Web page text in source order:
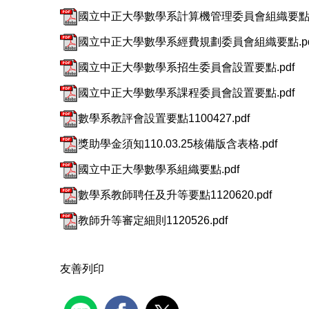
國立中正大學數學系計算機管理委員會組織要
國立中正大學數學系經費規劃委員會組織要點
國立中正大學數學系招生委員會設置要點.pdf
國立中正大學數學系課程委員會設置要點.pdf
數學系教評會設置要點1100427.pdf
獎助學金須知110.03.25核備版含表格.pdf
國立中正大學數學系組織要點.pdf
數學系教師聘任及升等要點1120620.pdf
教師升等審定細則1120526.pdf
友善列印